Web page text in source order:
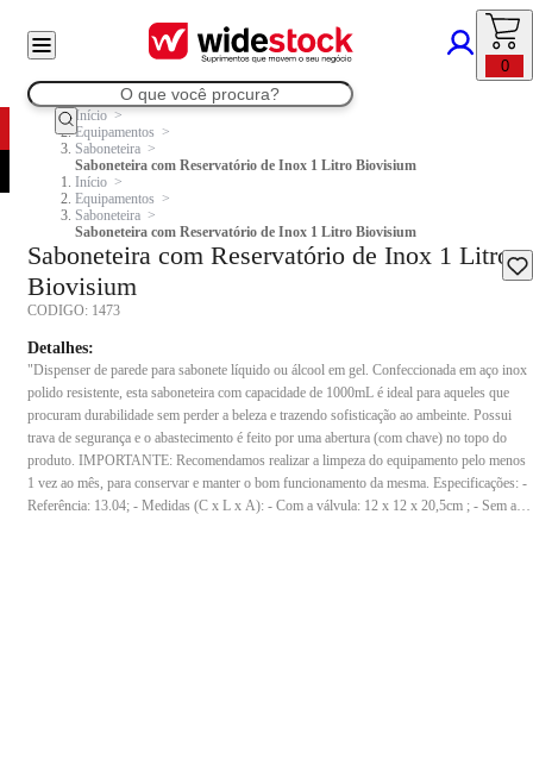
0
Início
Equipamentos
Saboneteira
Saboneteira com Reservatório de Inox 1 Litro Biovisium
Início
Equipamentos
Saboneteira
Saboneteira com Reservatório de Inox 1 Litro Biovisium
Saboneteira com Reservatório de Inox 1 Litro
Biovisium
CODIGO: 1473
Detalhes:
"Dispenser de parede para sabonete líquido ou álcool em gel. Confeccionada em aço inox
polido resistente, esta saboneteira com capacidade de 1000mL é ideal para aqueles que
procuram durabilidade sem perder a beleza e trazendo sofisticação ao ambeinte. Possui
trava de segurança e o abastecimento é feito por uma abertura (com chave) no topo do
produto. IMPORTANTE: Recomendamos realizar a limpeza do equipamento pelo menos
1 vez ao mês, para conservar e manter o bom funcionamento da mesma. Especificações: -
Referência: 13.04; - Medidas (C x L x A): - Com a válvula: 12 x 12 x 20,5cm ; - Sem a